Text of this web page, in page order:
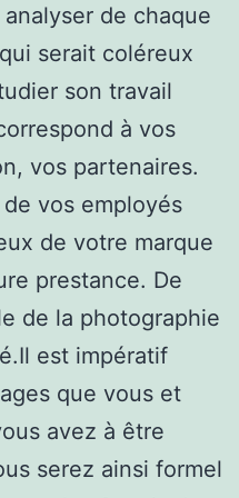
de chaque
serait coléreux
son travail
à vos
vos partenaires.
vos employés
de votre marque
prestance. De
de la photographie
est impératif
que vous et
avez à être
serez ainsi formel